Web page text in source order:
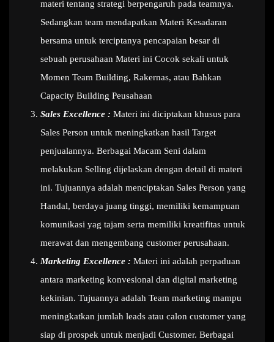
materi tentang strategi berpengaruh pada teamnya.
Sedangkan team mendapatkan Materi Kesadaran
bersama untuk terciptanya pencapaian besar di
sebuah perusahaan Materi ini Cocok sekali untuk
Momen Team Building, Rakernas, atau Bahkan
Capacity Building Peusahaan
Sales Excellence : Materi ini diciptakan khusus para
Sales Person untuk meningkatkan hasil Target
penjualannya. Berbagai Macam Seni dalam
melakukan Selling dijelaskan dengan detail di materi
ini. Tujuannya adalah menciptakan Sales Person yang
Handal, berdaya juang tinggi, memiliki kemampuan
komunikasi yag tajam serta memiliki kreatifitas untuk
merawat dan mengembang customer perusahaan.
Marketing Excellence : Materi ini adalah perpaduan
antara marketing konvesional dan digital marketing
kekinian. Tujuannya adalah Team marketing mampu
meningkatkan jumlah leads atau calon customer yang
siap di prospek untuk menjadi Customer. Berbagai